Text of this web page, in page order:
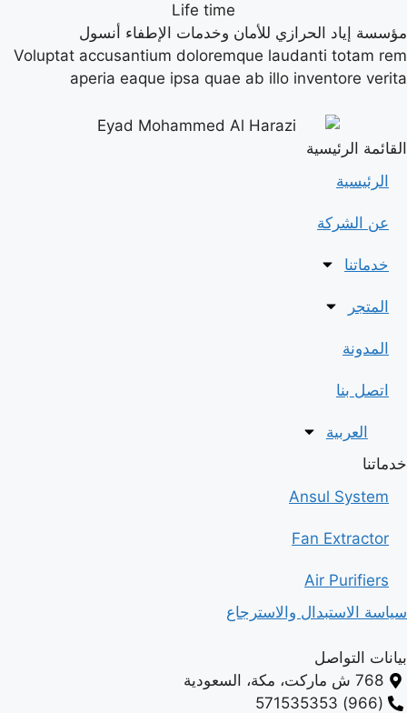
Life time
مؤسسة إياد الحرازي للأمان وخدمات الإطفاء أنسول
Voluptat accusantium doloremque laudanti totam rem
aperia eaque ipsa quae ab illo inventore verita
القائمة الرئيسية
الرئيسية
عن الشركة
خدماتنا
المتجر
المدونة
اتصل بنا
العربية
خدماتنا
Ansul System
Fan Extractor
Air Purifiers
سياسة الاستبدال والاسترجاع
بيانات التواصل
768 ش ماركت، مكة، السعودية
(966) 571535353